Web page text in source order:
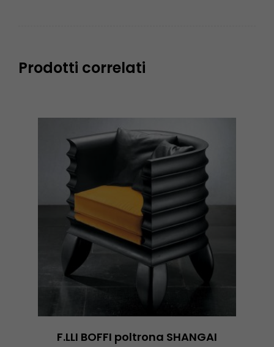
Prodotti correlati
F.LLI BOFFI poltrona SHANGAI